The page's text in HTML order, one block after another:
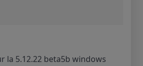
la 5.12.22 beta5b windows